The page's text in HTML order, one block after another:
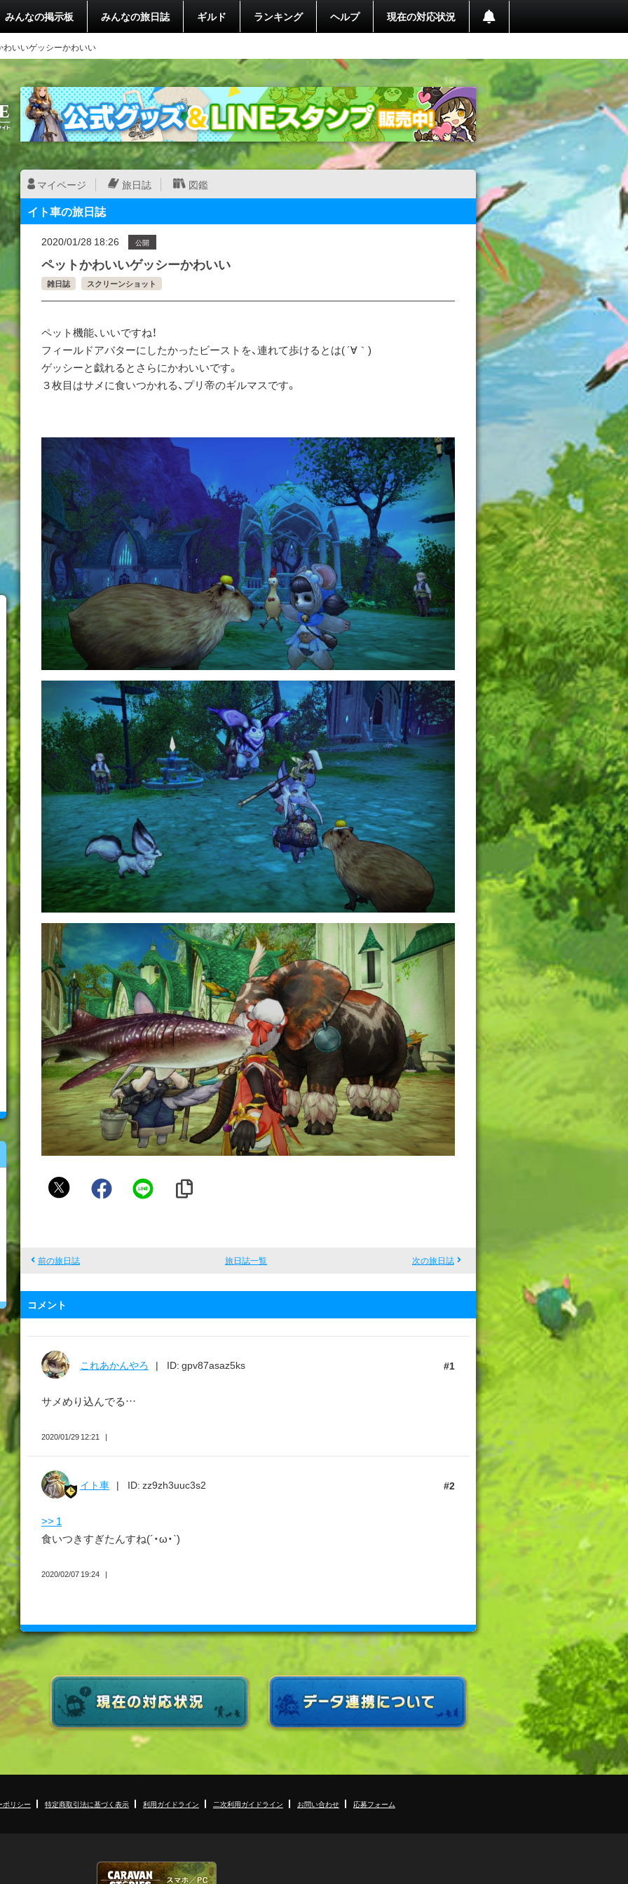
みんなの掲示板 みんなの旅日誌 ギルド ランキング ヘルプ 現在の対応状況
わいいゲッシーかわいい
マイページ 旅日誌 図鑑
イト車の旅日誌
2020/01/28 18:26 公開
ペットかわいいゲッシーかわいい
雑日誌 スクリーンショット
ペット機能、いいですね！
フィールドアバターにしたかったビーストを、連れて歩けるとは( ´∀｀)
ゲッシーと戯れるとさらにかわいいです。
３枚目はサメに食いつかれる、プリ帝のギルマスです。
イ
前の旅日誌 旅日誌一覧 次の旅日誌
コメント
1
これあかんやろ ID: gpv87asaz5ks
サメめり込んでる…
2020/01/29 12:21
2
イト車 ID: zz9zh3uuc3s2
>> 1
食いつきすぎたんすね(´・ω・`)
2020/02/07 19:24
ポリシー 特定商取引法に基づく表示 利用ガイドライン 二次利用ガイドライン お問い合わせ 応募フォーム